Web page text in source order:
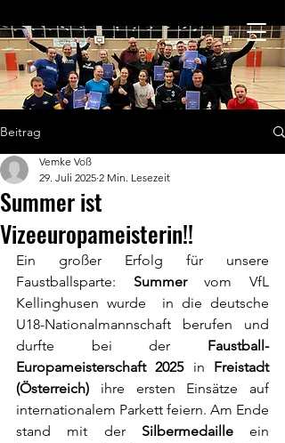
Beitrag
Summer ist
Vizeeuropameisterin!!
Vemke Voß
29. Juli 2025 2 Min. Lesezeit
Ein großer Erfolg für unsere
Faustballsparte: Summer vom VfL
Kellinghusen wurde  in die deutsche
U18-Nationalmannschaft berufen und
durfte bei der Faustball-
Europameisterschaft 2025 in Freistadt
(Österreich) ihre ersten Einsätze auf
internationalem Parkett feiern. Am Ende
stand mit der Silbermedaille ein